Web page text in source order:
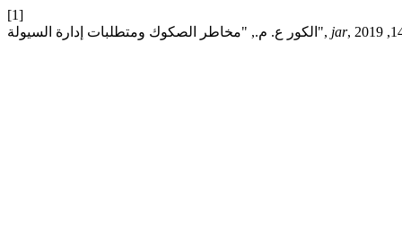
[1]
الكور ع. م., "مخاطر الصكوك ومتطلبات إدارة السيولة", jar